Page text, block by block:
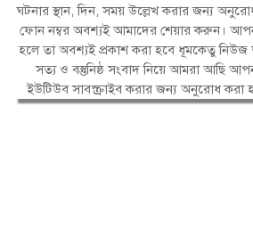
ঘটনার স্থান, দিন, সময় উল্লেখ করার জন্য
ফোন নম্বর অবশ্যই আমাদের শেয়ার করুন।
হলে তা অবশ্যই প্রকাশ করা হবে ধূমকেতু নিউজ
সত্য ও বস্তুনিষ্ঠ সংবাদ নিয়ে আমরা আছি
ইউটিউব সাবস্ক্রাইব করার জন্য অনুরোধ করা